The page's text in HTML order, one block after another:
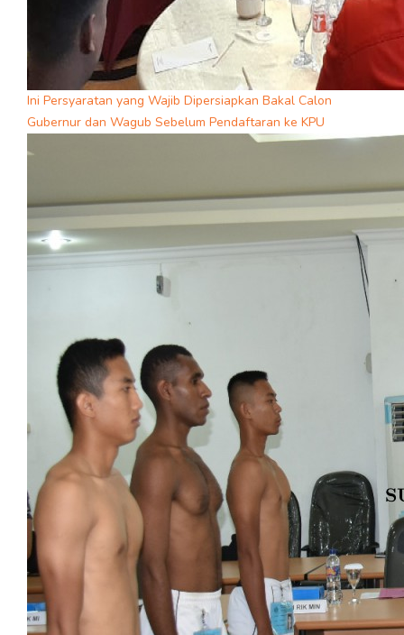
Ini Persyaratan yang Wajib Dipersiapkan Bakal Calon
Gubernur dan Wagub Sebelum Pendaftaran ke KPU